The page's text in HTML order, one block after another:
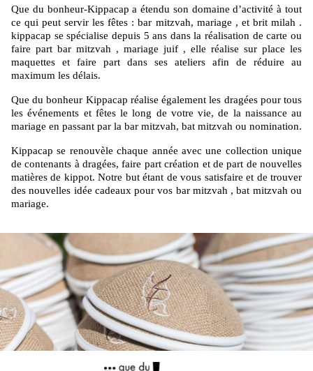
Que du bonheur-Kippacap a étendu son domaine d’activité à tout
ce qui peut servir les fêtes : bar mitzvah, mariage , et brit milah .
kippacap se spécialise depuis 5 ans dans la réalisation de carte ou
faire part bar mitzvah , mariage juif , elle réalise sur place les
maquettes et faire part dans ses ateliers afin de réduire au
maximum les délais.
Que du bonheur Kippacap réalise également les dragées pour tous
les événements et fêtes le long de votre vie, de la naissance au
mariage en passant par la bar mitzvah, bat mitzvah ou nomination.
Kippacap se renouvèle chaque année avec une collection unique
de contenants à dragées, faire part création et de part de nouvelles
matières de kippot. Notre but étant de vous satisfaire et de trouver
des nouvelles idée cadeaux pour vos bar mitzvah , bat mitzvah ou
mariage.